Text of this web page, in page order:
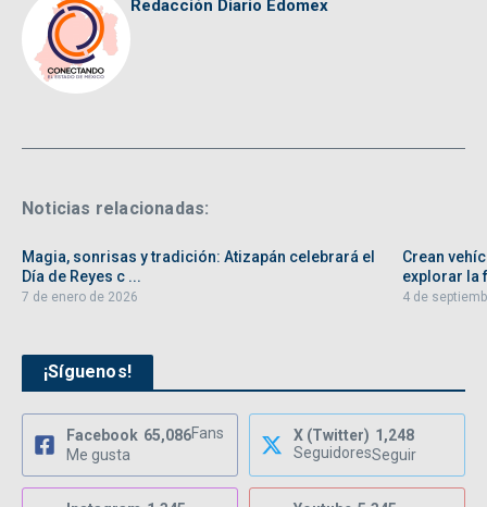
Redacción Diario Edomex
Noticias relacionadas:
Magia, sonrisas y tradición: Atizapán celebrará el
Día de Reyes c ...
7 de enero de 2026
Crean
explorar la
4 de
¡Síguenos!
Facebook 65,086Fans
Me gusta
X (Twitter) 1,248
SeguidoresSeguir